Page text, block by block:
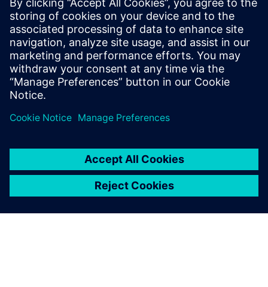
ПОТРІБНА ДОДАТКОВА ІНФОРМАЦІЯ?
покупців Designcenter
Дізнайтеся більше про системні вимоги, варіанти
розгортання та придбання, додаткові модулі та
ліцензування токенів, управління даними, а також